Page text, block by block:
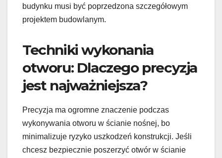
budynku musi być poprzedzona szczegółowym
projektem budowlanym.
Techniki wykonania
otworu: Dlaczego precyzja
jest najważniejsza?
Precyzja ma ogromne znaczenie podczas
wykonywania otworu w ścianie nośnej, bo
minimalizuje ryzyko uszkodzeń konstrukcji. Jeśli
chcesz bezpiecznie poszerzyć otwór w ścianie